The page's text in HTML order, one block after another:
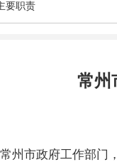
要职责
常州
州市政府工作部门